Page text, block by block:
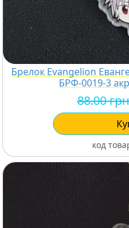
Брелок Evangelion
БРФ-0019-3
88.00 грн
код